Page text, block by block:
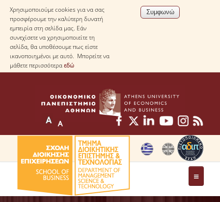
Χρησιμοποιούμε cookies για να σας
προσφέρουμε την καλύτερη δυνατή
εμπειρία στη σελίδα μας. Εάν
συνεχίσετε να χρησιμοποιείτε τη
σελίδα, θα υποθέσουμε πως είστε
ικανοποιημένοι με αυτό. Μπορείτε να
μάθετε περισσότεραεδώ
ΤΟ ΤΜΗΜΑ